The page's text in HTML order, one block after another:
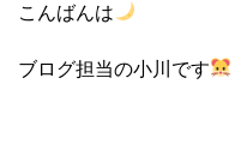
こんばんは
ブログ担当の小川です